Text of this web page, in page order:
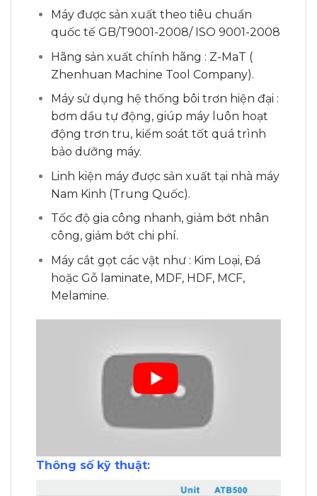
Máy được sản xuất theo tiêu chuẩn
quốc tế GB/T9001-2008/ ISO 9001-2008
Hãng sản xuất chính hãng : Z-MaT (
Zhenhuan Machine Tool Company).
Máy sử dụng hệ thống bôi trơn hiện đại :
bơm dầu tự động, giúp máy luôn hoạt
động trơn tru, kiểm soát tốt quá trình
bảo dưỡng máy.
Linh kiện máy được sản xuất tại nhà máy
Nam Kinh (Trung Quốc).
Tốc độ gia công nhanh, giảm bớt nhân
công, giảm bớt chi phí.
Máy cắt gọt các vật như : Kim Loại, Đá
hoặc Gỗ laminate, MDF, HDF, MCF,
Melamine.
Thông số kỹ thuật: